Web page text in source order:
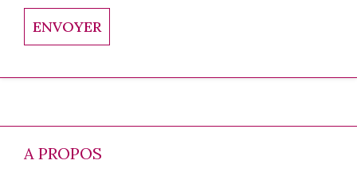
A PROPOS